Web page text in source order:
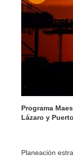
Programa
Lázaro y
Planeación